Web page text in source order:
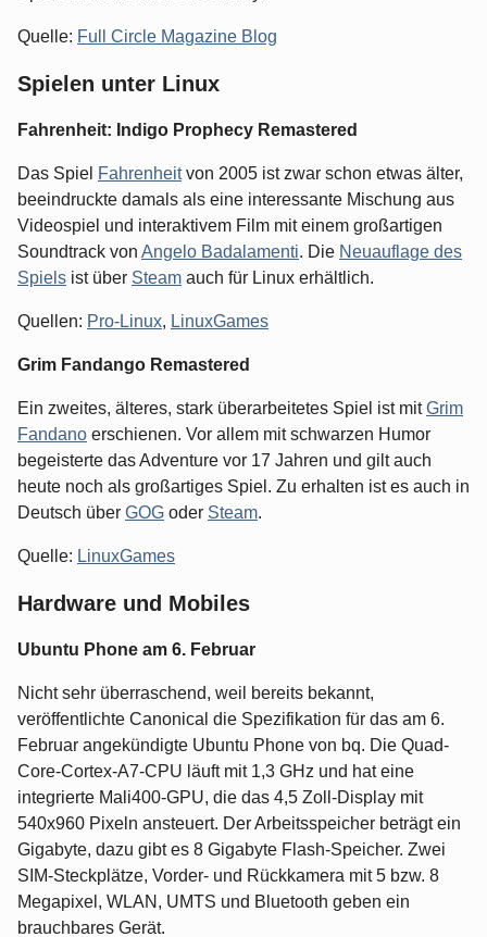
Quelle: Full Circle Magazine Blog
Spielen unter Linux
Fahrenheit: Indigo Prophecy Remastered
Das Spiel Fahrenheitvon 2005 ist zwar schon etwas älter,
beeindruckte damals als eine interessante Mischung aus
Videospiel und interaktivem Film mit einem großartigen
Soundtrack von Angelo Badalamenti. Die Neuauflage des
Spiels ist über Steam auch für Linux erhältlich.
Quellen: Pro-Linux, LinuxGames
Grim Fandango Remastered
Ein zweites, älteres, stark überarbeitetes Spiel ist mitGrim
Fandano erschienen. Vor allem mit schwarzen Humor
begeisterte das Adventure vor 17 Jahren und gilt auch
heute noch als großartiges Spiel. Zu erhalten ist es auch in
Deutsch über GOG oder Steam.
Quelle: LinuxGames
Hardware und Mobiles
Ubuntu Phone am 6. Februar
Nicht sehr überraschend, weil bereits bekannt,
veröffentlichte Canonical die Spezifikation für das am 6.
Februar angekündigte Ubuntu Phone von bq. Die Quad-
Core-Cortex-A7-CPU läuft mit 1,3 GHz und hat eine
integrierte Mali400-GPU, die das 4,5 Zoll-Display mit
540x960 Pixeln ansteuert. Der Arbeitsspeicher beträgt ein
Gigabyte, dazu gibt es 8 Gigabyte Flash-Speicher. Zwei
SIM-Steckplätze, Vorder- und Rückkamera mit 5 bzw. 8
Megapixel, WLAN, UMTS und Bluetooth geben ein
brauchbares Gerät.